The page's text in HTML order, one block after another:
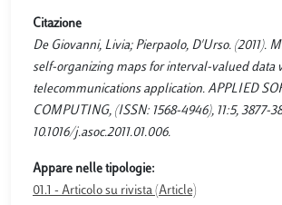
Citazione
De Giovanni, Livia; Pierpaolo, D'Urso. (2011).
self-organizing maps for interval-valued data
telecommunications application. APPLIED
COMPUTING, (ISSN: 1568-4946), 11:5, 3877-
10.1016/j.asoc.2011.01.006.
Appare nelle tipologie:
01.1 - Articolo su rivista (Article)